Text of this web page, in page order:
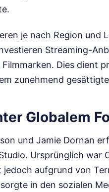
je nach Region und
Streaming-
Dies dient
zunehmend
Globalem
und Jamie Dornan
Ursprünglich war
jedoch aufgrund von
in den sozialen